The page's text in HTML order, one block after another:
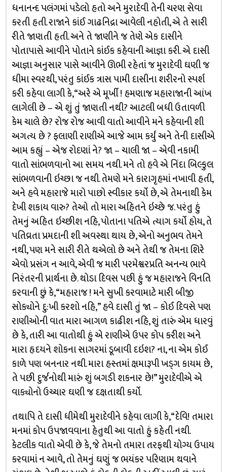
ધનાનન્દ પલંગમાં પડેલો હતો અને મુરાદેવી તેની ચરણ સેવા
કરતી હતી. રાજાને કાંઈ ગાઢનિદ્રા આવેલી નહોતી, એ તે સારી
રીતે જાણતી હતી. અને તે જાણીને જ તેણે એક દાસીને
પોતાપાસે આવીને પોતાને કાંઈક કહેવાની આજ્ઞા કરી. એ દાસી
આજ્ઞા અનુસાર પાસે આવીને ઊભી રહેતાં જ મુરાદેવી ઘણી જ
ધીમા સ્વરથી, પરંતુ કાંઈક ત્રાસ પામી દાસીના શરીરનો સ્પર્શ
કરી કહેવા લાગી કે, “અરે એ મૂર્ખી ! હમણાજ મહારાજાની આંખ
લાગેલી છે – એ શું તું જાણતી નથી? આટલી બધી ઉતાવળી
કેમ ચાલે છે? રોજ રોજ આવી વાતો આવીને મને કહેવાની શી
અગત્ય છે ? ફલાણી રાણીએ આજે આમ કર્યું અને તેની દાસીએ
આમ કહ્યું – એજ રોદણાં ને? જા – ચાલી જા – એવી નકામી
વાતો સાંભળવાનો આ સમય નથી. મને તો હવે એ નિંદા બિલ્કુલ
સાંભળવાની ઇચ્છા જ નથી. તેમણે મને કારાગૃહમાં નખાવી હતી,
અને હવે મહારાજે મારો પાછો સ્વીકાર કર્યો છે, એ તેમનાથી કેમ
દેખી શકાય વારુ? તેઓ તો મારા અહિતને ઇચ્છે જ. પરંતુ હું
તેમનું અહિત ઇચ્છીશ નહિ, પોતાના પતિએ ત્યાગ કર્યો હોય, તે
પતિવ્રતા પ્રમદાની શી અવસ્થા થાય છે, એનો અનુભવ તેમને
નથી, પણ મને સારી રીતે થએલો છે અને તેથી જ તેમના શિરે
એવો પ્રસંગ ન આવે, એવી જ મારી પરમેશ્વરપ્રતિ અનન્ય ભાવે
નિરંતરની પ્રાર્થના છે. થોડા દિવસ પછી હું જ મહારાજને વિનતિ
કરવાની છું કે, “મહારાજ ! મને સુખી કરવામાટે મારી બીજી
સોક્યોને દુ:ખી કરશો નહિ,” હવે દાસી તું જા – કોઈ દિવસે પણ
રાણીઓની વાત મારા આગળ કાઢીશ નહિ, શું તારું એમ ધારવું
છે કે, તારી આ વાતોથી હું એ રાણીએ ઉપર કોપ કરીશ અને
મારા હૃદયને શોકના સાગરમાં ડૂબાવી દઇશ? ના, ના એમ કોઈ
કાળે પણ બનનાર નથી. મારા હસ્તમાં ક્ષમારૂપી ખડ્‌ગ કાયમ છે,
તે પછી દુર્જનોથી મારું શું બગડી શકનાર છે!” મુરાદેવીએ એ
વાક્યોનો ઉચ્ચાર ઘણી જ દક્ષતાથી કર્યો.
તથાપિ તે દાસી ધીમેથી મુરાદેવીને કહેવા લાગી કે, “દેવિ! તમારા
મનમાં કોપ ઉપજાવવાના હેતુથી આ વાતો હું કહેતી નથી.
કેટલીક વાતો એવી છે કે, જે તેમનો તમારા તરફથી યોગ્ય ઉપાય
કરવામાં ન આવે, તો તેમનું ઘણું જ ભયંકર પરિણામ થવાને